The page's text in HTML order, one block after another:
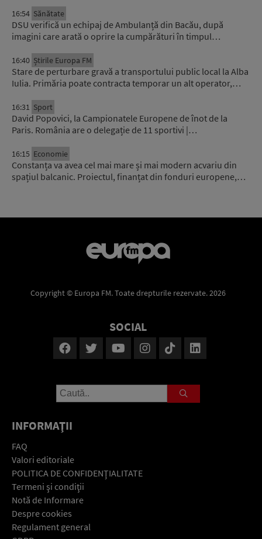
16:54 Sănătate
DSU verifică un echipaj de Ambulanță din Bacău, după
imagini care arată o oprire la cumpărături în timpul…
16:40 Știrile Europa FM
Stare de perturbare gravă a transportului public local la Alba
Iulia. Primăria poate contracta temporar un alt operator,…
16:31 Sport
David Popovici, la Campionatele Europene de înot de la
Paris. România are o delegație de 11 sportivi |…
16:15 Economie
Constanța va avea cel mai mare și mai modern acvariu din
spațiul balcanic. Proiectul, finanțat din fonduri europene,…
Copyright © Europa FM. Toate drepturile rezervate. 2026
SOCIAL
INFORMAŢII
FAQ
Valori editoriale
POLITICA DE CONFIDENŢIALITATE
Termeni şi condiţii
Notă de Informare
Despre cookies
Regulament general